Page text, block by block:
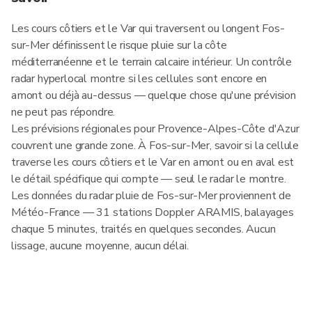
Les cours côtiers et le Var qui traversent ou longent Fos-
sur-Mer définissent le risque pluie sur la côte
méditerranéenne et le terrain calcaire intérieur. Un contrôle
radar hyperlocal montre si les cellules sont encore en
amont ou déjà au-dessus — quelque chose qu'une prévision
ne peut pas répondre.
Les prévisions régionales pour Provence-Alpes-Côte d'Azur
couvrent une grande zone. À Fos-sur-Mer, savoir si la cellule
traverse les cours côtiers et le Var en amont ou en aval est
le détail spécifique qui compte — seul le radar le montre.
Les données du radar pluie de Fos-sur-Mer proviennent de
Météo-France — 31 stations Doppler ARAMIS, balayages
chaque 5 minutes, traités en quelques secondes. Aucun
lissage, aucune moyenne, aucun délai.